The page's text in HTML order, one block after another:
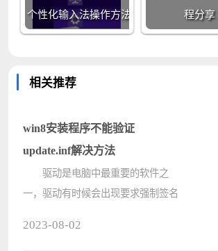
个性化输入法操作方法 程分享
相关推荐
win8安装程序不能验证
update.inf解决方法
驱动是电脑中最重要的软件之
一，驱动有时候会出现要求强制签名
2023-08-02